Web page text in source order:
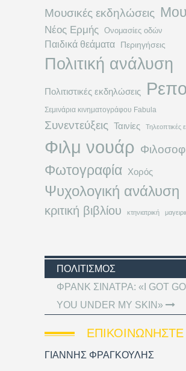
Μουσικές εκδηλώσεις
Νέος Ερμής Ονομασίες οδών
Παιδικά θεάματα Περιηγήσεις
Πολιτική ανάλυση
Πολιτιστικές εκδηλώσεις
Σεμινάρια κινηματογράφου Fabula
Συνεντεύξεις Ταινίες Τηλεοπτικές
Φιλμ νουάρ
Φωτογραφία Χορός
Ψυχολογική ανάλυση
κριτική βιβλίου κτηνιατρική
ΠΟΛΙΤΙΣΜΌΣ
ΦΡΑΝΚ ΣΙΝΑΤΡΑ: «I GOT
YOU UNDER MY SKIN»
ΕΠΙΚΟΙΝΩΝΉΣΤΕ
ΓΙΑΝΝΗΣ ΦΡΑΓΚΟΥΛΗΣ